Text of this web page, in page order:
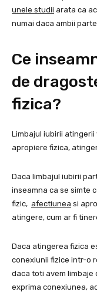
unele studii arata ca
numai daca ambii
Ce
de
fizica?
Limbajul iubirii
apropiere fizica,
Daca limbajul iubirii
inseamna ca se simte
fizic, afectiunea si
atingere, cum ar fi
Daca atingerea fizica
conexiunii fizice intr-o
daca toti avem limbaje
exprima conexiunea,